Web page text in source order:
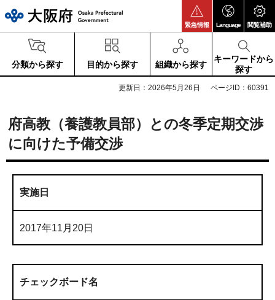
緊急情報 Language 閲覧補助
分類から探す 目的から探す 組織から探す
キーワードから
探す
更新日：2026年5月26日 ページID：60391
府高教（養護教員部）との冬季定期交渉
に向けた予備交渉
実施日
2017年11月20日
チェックボード名